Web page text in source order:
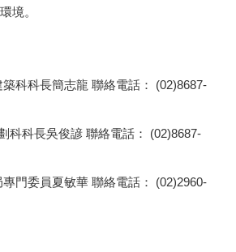
境。
科科長簡志龍 聯絡電話： (02)8687-
吳俊諺 聯絡電話： (02)8687-
門委員夏敏華 聯絡電話： (02)2960-